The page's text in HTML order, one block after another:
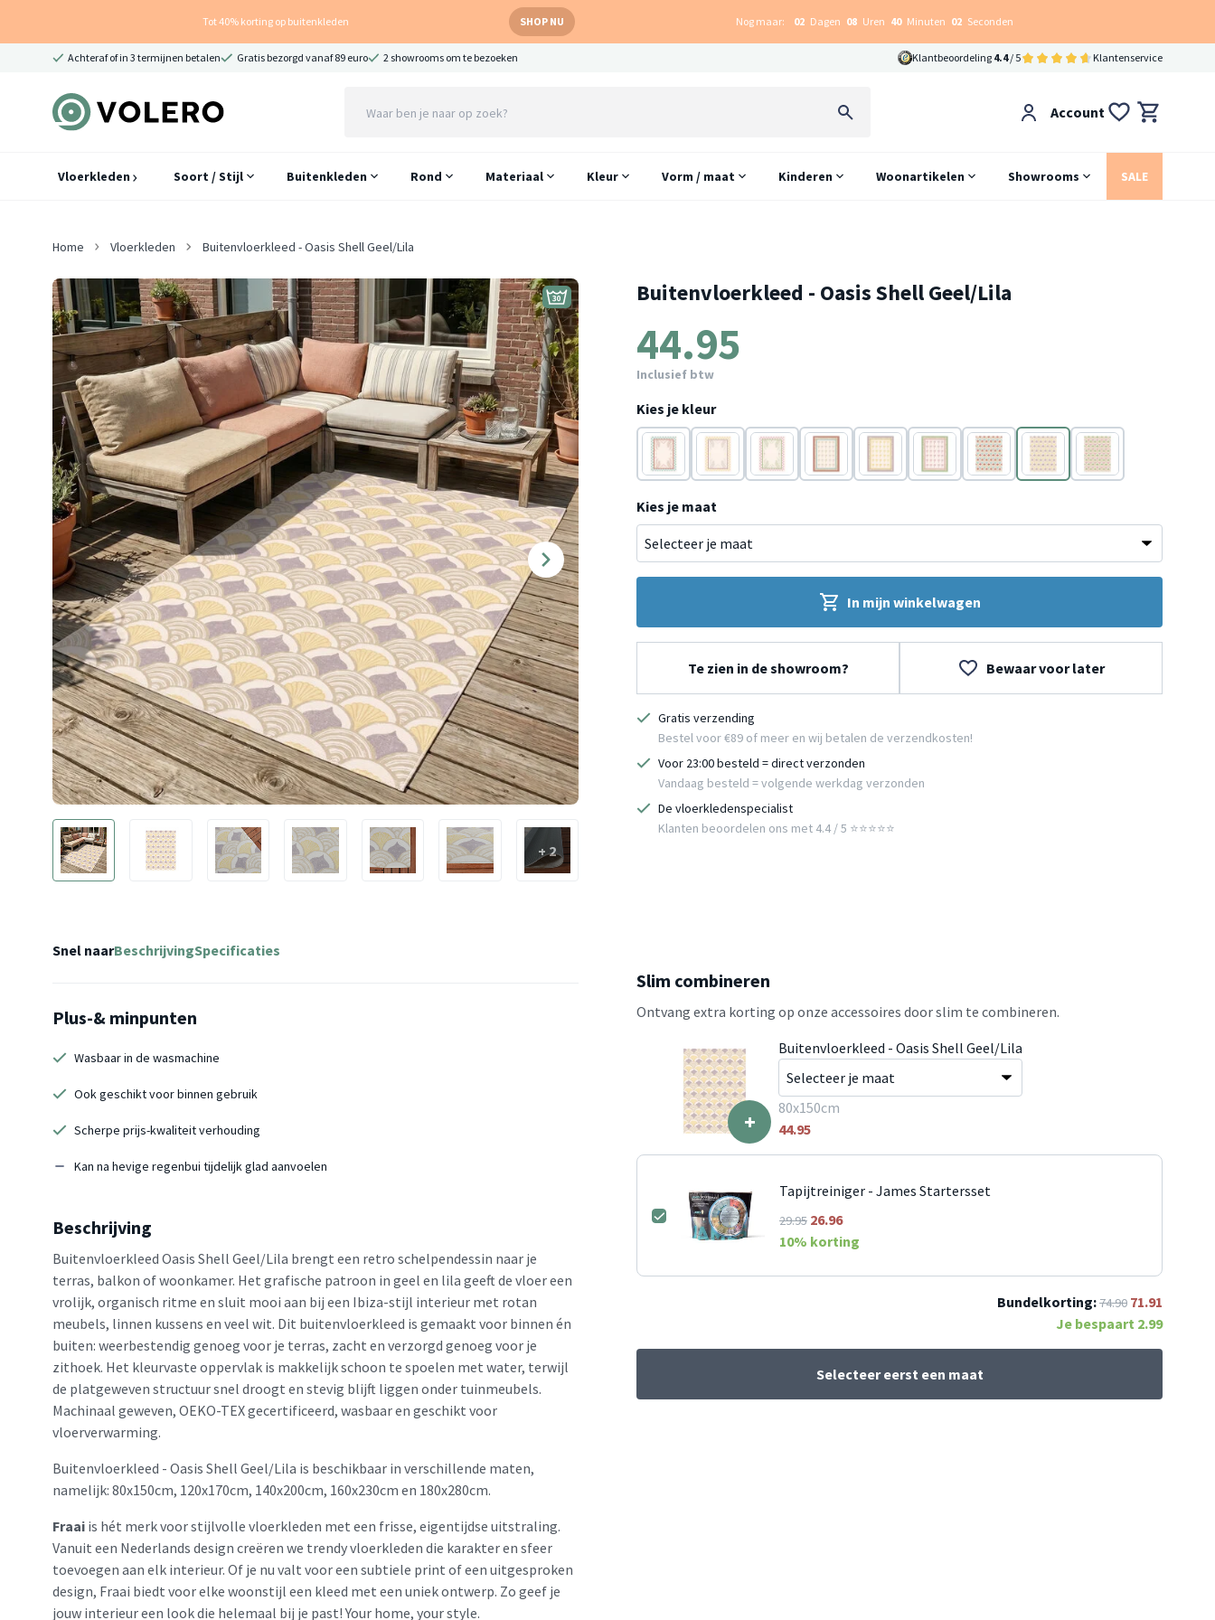
Tot 40% korting op buitenkleden SHOP NU Nog maar: 02 Dagen 08 Uren 40 Minuten 01 Seconden
Achteraf of in 3 termijnen betalen Gratis bezorgd vanaf 89 euro 2 showrooms om te bezoeken Klantbeoordeling 4.4/ 5 Klantenservice
Account
Vloerkleden Soort / Stijl Buitenkleden Rond Materiaal Kleur Vorm / maat Kinderen Woonartikelen Showrooms SALE
Home Vloerkleden Buitenvloerkleed - Oasis Shell Geel/Lila
+ 2
Buitenvloerkleed - Oasis Shell Geel/Lila
44.95
Inclusief btw
Kies je kleur
Blauw Geel Roze Blauw Geel Roze Blauw Geel
Roze
Kies je maat
In mijn winkelwagen
Te zien in de showroom? Bewaar voor later
Gratis verzending
Bestel voor €89 of meer en wij betalen de verzendkosten!
Voor 23:00 besteld = direct verzonden
Vandaag besteld = volgende werkdag verzonden
De vloerkledenspecialist
Klanten beoordelen ons met 4.4 / 5 ⭐⭐⭐⭐⭐
Snel naarBeschrijvingSpecificaties
Plus-& minpunten
Wasbaar in de wasmachine
Ook geschikt voor binnen gebruik
Scherpe prijs-kwaliteit verhouding
Kan na hevige regenbui tijdelijk glad aanvoelen
Beschrijving
Buitenvloerkleed Oasis Shell Geel/Lila brengt een retro schelpendessin naar je
terras, balkon of woonkamer. Het grafische patroon in geel en lila geeft de vloer een
vrolijk, organisch ritme en sluit mooi aan bij een Ibiza-stijl interieur met rotan
meubels, linnen kussens en veel wit. Dit buitenvloerkleed is gemaakt voor binnen én
buiten: weerbestendig genoeg voor je terras, zacht en verzorgd genoeg voor je
zithoek. Het kleurvaste oppervlak is makkelijk schoon te spoelen met water, terwijl
de platgeweven structuur snel droogt en stevig blijft liggen onder tuinmeubels.
Machinaal geweven, OEKO-TEX gecertificeerd, wasbaar en geschikt voor
vloerverwarming.
Buitenvloerkleed - Oasis Shell Geel/Lila is beschikbaar in verschillende maten,
namelijk: 80x150cm, 120x170cm, 140x200cm, 160x230cm en 180x280cm.
Fraai is hét merk voor stijlvolle vloerkleden met een frisse, eigentijdse uitstraling.
Vanuit een Nederlands design creëren we trendy vloerkleden die karakter en sfeer
toevoegen aan elk interieur. Of je nu valt voor een subtiele print of een uitgesproken
design, Fraai biedt voor elke woonstijl een kleed met een uniek ontwerp. Zo geef je
jouw interieur een look die helemaal bij je past! Your home, your style.
Slim combineren
Ontvang extra korting op onze accessoires door slim te combineren.
+
Buitenvloerkleed - Oasis Shell Geel/Lila
80x150cm
44.95
Tapijtreiniger - James Startersset
29.95 26.96
10% korting
Bundelkorting:74.90 71.91
Je bespaart 2.99
Selecteer eerst een maat